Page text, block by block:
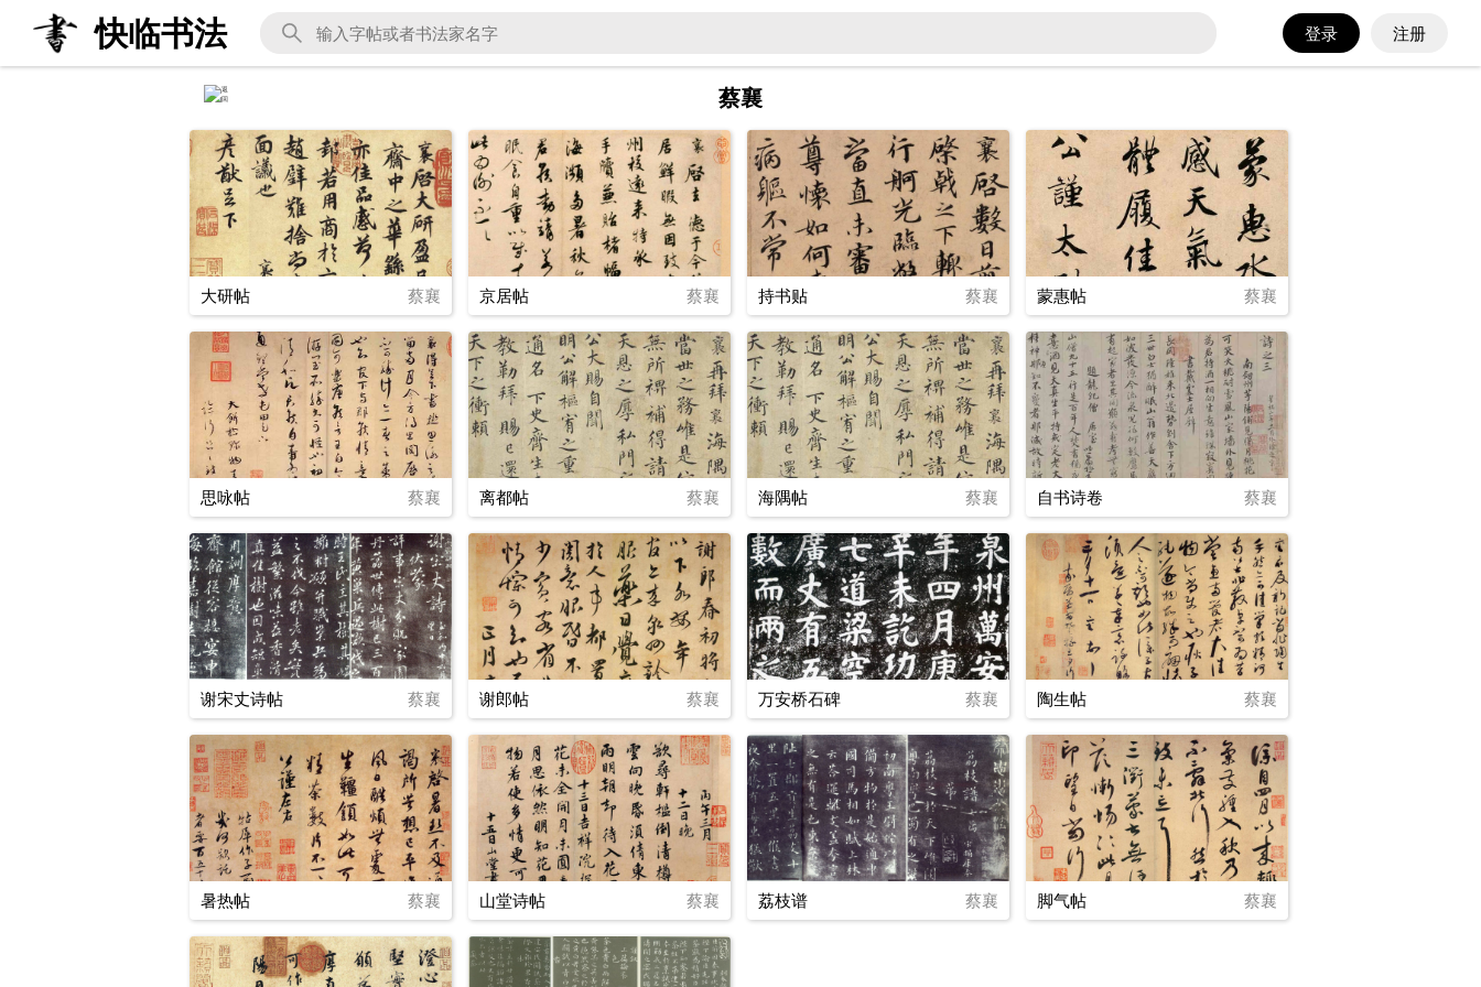
快临书法 注册
登录
蔡襄
大研帖 蔡襄 京居帖 蔡襄 持书贴 蔡襄 蒙惠帖 蔡襄
思咏帖 蔡襄 离都帖 蔡襄 海隅帖 蔡襄 自书诗卷 蔡襄
谢宋丈诗帖 蔡襄 谢郎帖 蔡襄 万安桥石碑 蔡襄 陶生帖 蔡襄
暑热帖 蔡襄 山堂诗帖 蔡襄 荔枝谱 蔡襄 脚气帖 蔡襄